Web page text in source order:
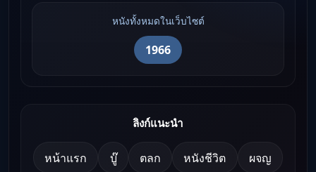
หนังทั้งหมดในเว็บไซต์
1966
ลิงก์แนะนำ
หน้าแรก บู๊ ตลก หนังชีวิต ผจญ